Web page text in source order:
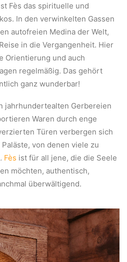
Fès das spirituelle und
In den verwinkelten Gassen
autofreien Medina der Welt,
in die Vergangenheit. Hier
Orientierung und auch
regelmäßig. Das gehört
ganz wunderbar!
jahrhundertealten Gerbereien
Waren durch enge
Türen verbergen sich
von denen viele zu
Fès ist für all jene, die die Seele
möchten, authentisch,
überwältigend.